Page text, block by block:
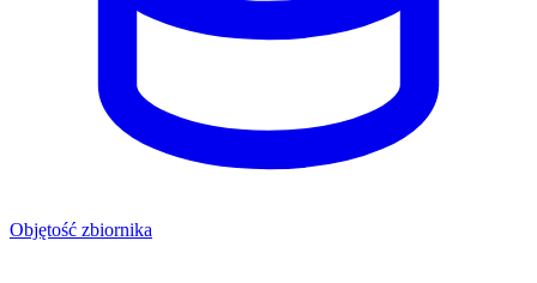
Objętość zbiornika